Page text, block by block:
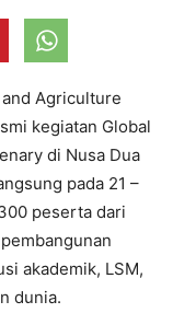
Agriculture
kegiatan Global
di Nusa Dua
pada 21 –
peserta dari
akademik, LSM,
dunia.